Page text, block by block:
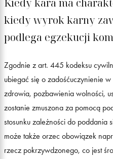
Kiedy kara ma
kiedy wyrok karny
podlega egzekucji
Zgodnie z art. 445 kodeksu
ubiegać się o zadośćuczynienie
zdrowia, pozbawienia wolności,
zostanie zmuszona za pomocą
stosunku zależności do poddania
może także orzec obowiązek
rzecz pokrzywdzonego, co jest